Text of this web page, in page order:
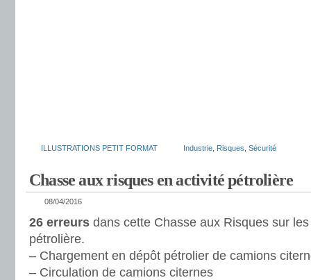
ILLUSTRATIONS PETIT FORMAT Industrie Risques Sécurité
Chasse aux risques en activité pétrolière
08/04/2016
26 erreurs dans cette Chasse aux Risques sur
pétrolière.
– Chargement en dépôt pétrolier de camions
– Circulation de camions citernes